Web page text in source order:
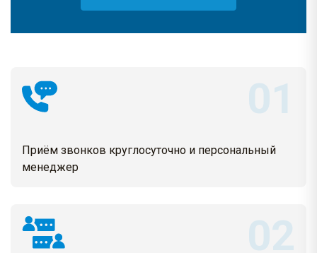
Приём звонков круглосуточно и персональный
менеджер